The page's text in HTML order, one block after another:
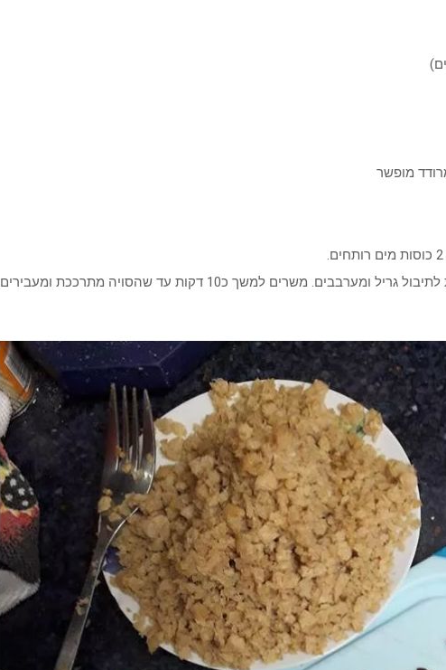
מוסיפים את אבקת המרק והתערובת לתיבול גריל ומערבבים. משרים למשך כ10 דקות עד שהסויה מתרככת ומעבירים